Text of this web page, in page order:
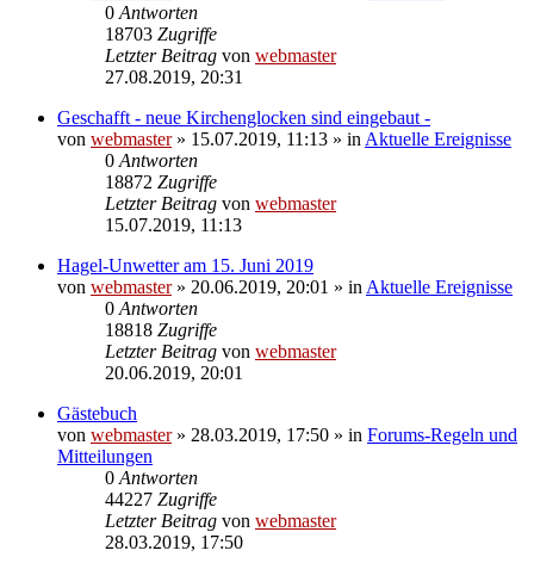
0 Antworten
18703 Zugriffe
Letzter Beitrag von webmaster
27.08.2019, 20:31
Geschafft - neue Kirchenglocken sind eingebaut -
von webmaster» 15.07.2019, 11:13 » in Aktuelle Ereignisse
0 Antworten
18872 Zugriffe
Letzter Beitrag von webmaster
15.07.2019, 11:13
Hagel-Unwetter am 15. Juni 2019
von webmaster» 20.06.2019, 20:01 » in Aktuelle Ereignisse
0 Antworten
18818 Zugriffe
Letzter Beitrag von webmaster
20.06.2019, 20:01
Gästebuch
von webmaster» 28.03.2019, 17:50 » in Forums-Regeln und
Mitteilungen
0 Antworten
44227 Zugriffe
Letzter Beitrag von webmaster
28.03.2019, 17:50